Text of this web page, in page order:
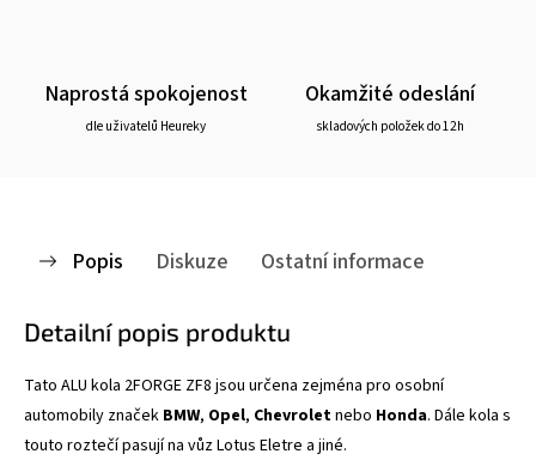
Naprostá spokojenost
dle uživatelů Heureky
Okamžité odeslání
skladových položek do 12h
Popis Diskuze Ostatní informace
Detailní popis produktu
Tato ALU kola 2FORGE ZF8 jsou určena zejména pro osobní
automobily značek BMW, Opel, Chevroletnebo Honda. Dále kola s
touto roztečí pasují na vůz Lotus Eletre a jiné.